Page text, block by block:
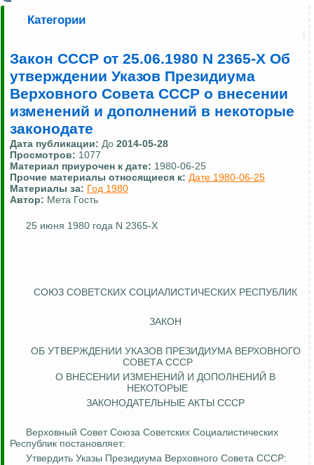
Категории
Закон СССР от 25.06.1980 N 2365-X Об
утверждении Указов Президиума
Верховного Совета СССР о внесении
изменений и дополнений в некоторые
законодате
Дата публикации: До 2014-05-28
Просмотров: 1077
Материал приурочен к дате: 1980-06-25
Прочие материалы относящиеся к: Дате 1980-06-25
Материалы за: Год 1980
Автор: Мета Гость
25 июня 1980 года N 2365-X
СОЮЗ СОВЕТСКИХ СОЦИАЛИСТИЧЕСКИХ РЕСПУБЛИК
ЗАКОН
ОБ УТВЕРЖДЕНИИ УКАЗОВ ПРЕЗИДИУМА ВЕРХОВНОГО
СОВЕТА СССР
О ВНЕСЕНИИ ИЗМЕНЕНИЙ И ДОПОЛНЕНИЙ В
НЕКОТОРЫЕ
ЗАКОНОДАТЕЛЬНЫЕ АКТЫ СССР
Верховный Совет Союза Советских Социалистических
Республик постановляет:
Утвердить Указы Президиума Верховного Совета СССР: